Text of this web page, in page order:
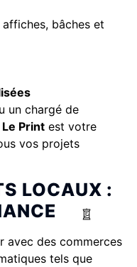
affiches, bâches et
un chargé de
Print est votre
vos projets
LOCAUX :
avec des commerces
tels que